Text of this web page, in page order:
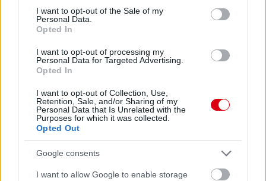
consent section.
I want to opt-out of the Sale of my
Personal Data.
Opted In
I want to opt-out of processing my
Personal Data for Targeted Advertising.
Opted In
I want to opt-out of Collection, Use,
Retention, Sale, and/or Sharing of my
Personal Data that Is Unrelated with the
Purposes for which it was collected.
Opted Out
Google consents
I want to allow Google to enable storage